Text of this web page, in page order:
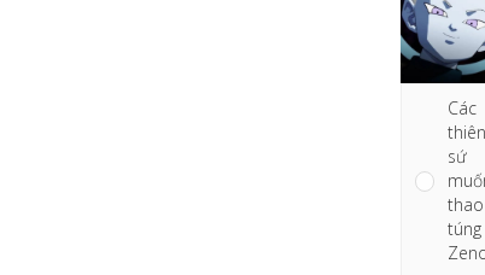
Các
thiên
sứ
thao
túng